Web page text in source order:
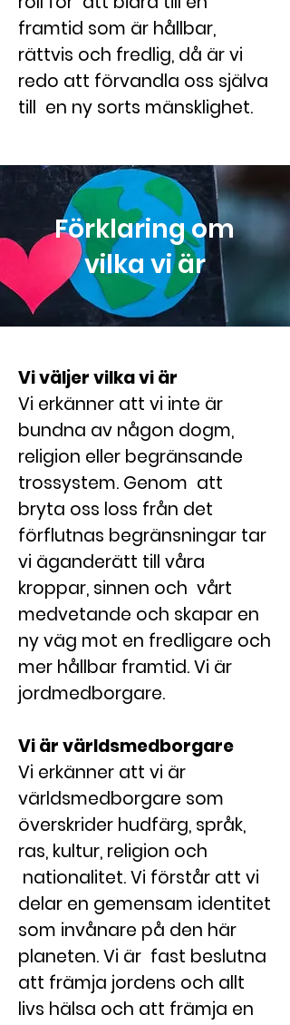
framtid som är hållbar,
rättvis och fredlig, då är vi
redo att förvandla oss själva
till en ny sorts mänsklighet.
Förklaring om
vilka vi är
Vi väljer vilka vi är
Vi erkänner att vi inte är
bundna av någon dogm,
religion eller begränsande
trossystem. Genom att
bryta oss loss från det
förflutnas begränsningar tar
vi äganderätt till våra
kroppar, sinnen och vårt
medvetande och skapar en
ny väg mot en fredligare och
mer hållbar framtid. Vi är
jordmedborgare.
Vi är världsmedborgare
Vi erkänner att vi är
världsmedborgare som
överskrider hudfärg, språk,
ras, kultur, religion och
nationalitet. Vi förstår att vi
delar en gemensam identitet
som invånare på den här
planeten. Vi är fast beslutna
att främja jordens och allt
livs hälsa och att främja en